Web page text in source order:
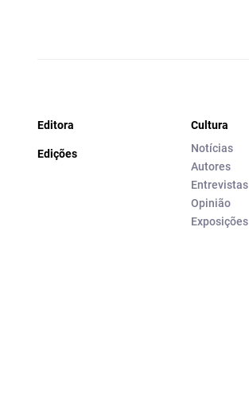
Editora
Edições
Cultura
Notícias
Autores
Entrevistas
Opinião
Exposições